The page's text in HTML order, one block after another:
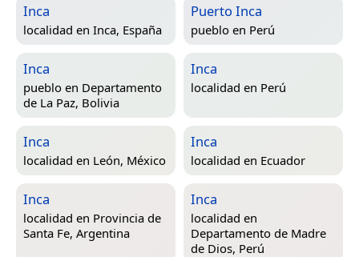
Inca
localidad en Inca, España
Puerto Inca
pueblo en Perú
Inca
pueblo en Departamento
de La Paz, Bolivia
Inca
localidad en Perú
Inca
localidad en León, México
Inca
localidad en Ecuador
Inca
localidad en Provincia de
Santa Fe, Argentina
Inca
localidad en
Departamento de Madre
de Dios, Perú